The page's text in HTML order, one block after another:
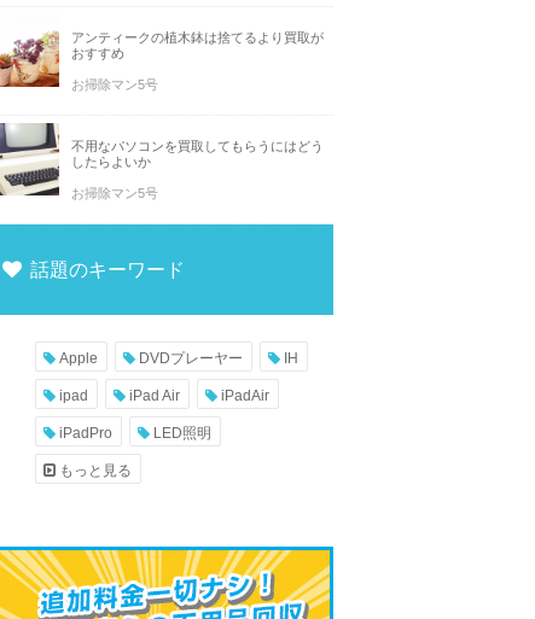
アンティークの植木鉢は捨てるより買取が
おすすめ
お掃除マン5号
不用なパソコンを買取してもらうにはどう
したらよいか
お掃除マン5号
話題のキーワード
Apple DVDプレーヤー IH
ipad iPad Air iPadAir
iPadPro LED照明
もっと見る